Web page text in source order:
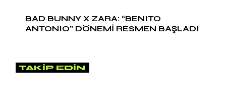
BAD BUNNY X ZARA: “BENITO
ANTONIO” DÖNEMİ RESMEN BAŞLADI
TAKIP EDIN